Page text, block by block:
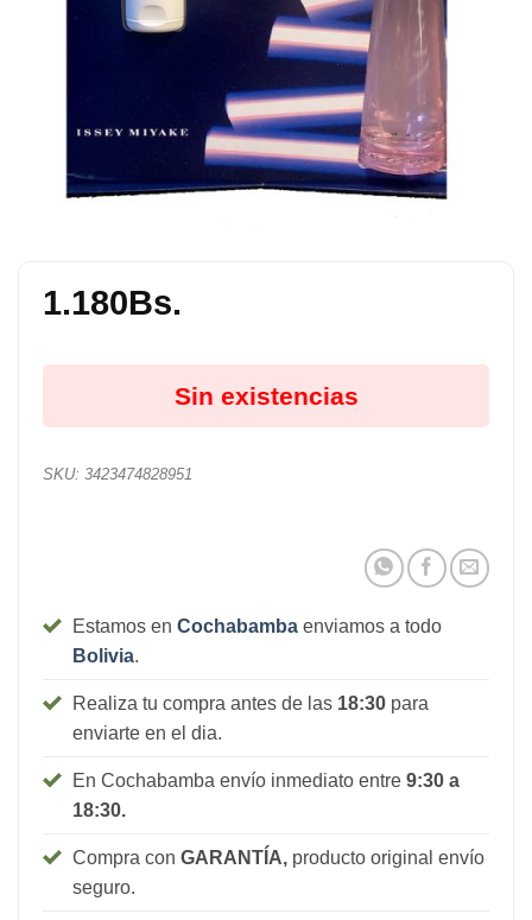
1.180Bs.
Sin existencias
SKU: 3423474828951
Estamos en Cochabamba enviamos a todo
Bolivia.
Realiza tu compra antes de las 18:30para
enviarte en el dia.
En Cochabamba envío inmediato entre 9:30 a
18:30.
Compra con GARANTÍA,producto original envío
seguro.